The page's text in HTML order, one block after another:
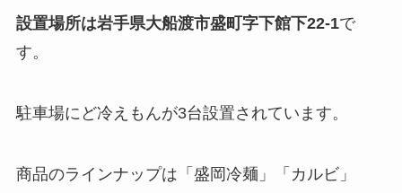
設置場所は岩手県大船渡市盛町字下館下22-1で
す。
駐車場にど冷えもんが3台設置されています。
商品のラインナップは「盛岡冷麺」「カルビ」